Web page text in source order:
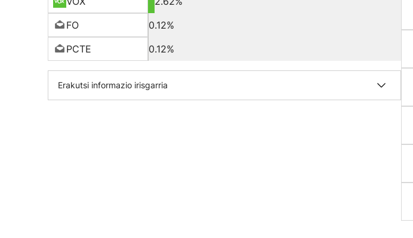
FO
0.12%
PCTE
0.12%
Erakutsi informazio irisgarria